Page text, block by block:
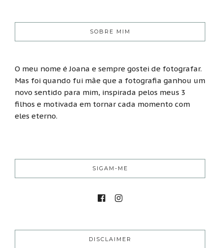
SOBRE MIM
O meu nome é Joana e sempre gostei de fotografar.
Mas foi quando fui mãe que a fotografia ganhou um
novo sentido para mim, inspirada pelos meus 3
filhos e motivada em tornar cada momento com
eles eterno.
SIGAM-ME
DISCLAIMER